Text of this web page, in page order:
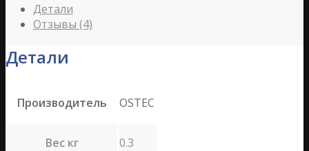
Детали
Отзывы (4)
Детали
Производитель OSTEC
Вес кг 0.3